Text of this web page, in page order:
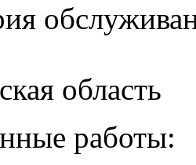
область
работы: